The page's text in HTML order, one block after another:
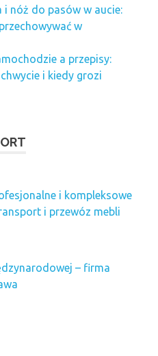
i nóż do pasów w aucie:
w
a przepisy:
i kiedy grozi
i kompleksowe
i przewóz mebli
– firma